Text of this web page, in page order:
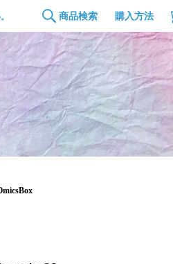
商品検索 購入方法